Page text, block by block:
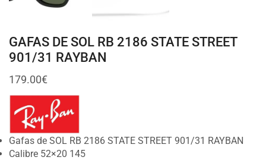
GAFAS DE SOL RB 2186 STATE STREET
901/31 RAYBAN
179.00€
Gafas de SOL RB 2186 STATE STREET 901/31 RAYBAN
Calibre 52×20 145